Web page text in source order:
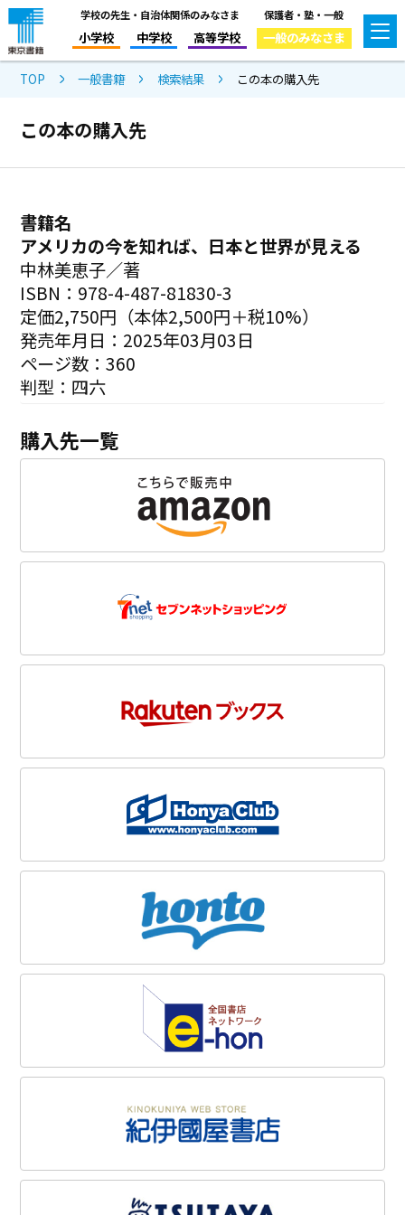
学校の先生・自治体関係のみなさま
小学校 中学校 高等学校
保護者・塾・一般
一般のみなさま
TOP 一般書籍 検索結果 この本の購入先
この本の購入先
書籍名
アメリカの今を知れば、日本と世界が見える
中林美恵子／著
ISBN：978-4-487-81830-3
定価2,750円（本体2,500円＋税10%）
発売年月日：2025年03月03日
ページ数：360
判型：四六
購入先一覧